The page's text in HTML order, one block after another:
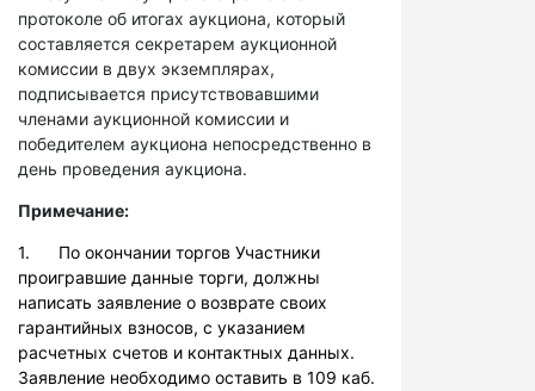
протоколе об итогах аукциона, который
составляется секретарем аукционной
комиссии в двух экземплярах,
подписывается присутствовавшими
членами аукционной комиссии и
победителем аукциона непосредственно в
день проведения аукциона.
Примечание:
1. По окончании торгов Участники
проигравшие данные торги, должны
написать заявление о возврате своих
гарантийных взносов, с указанием
расчетных счетов и контактных данных.
Заявление необходимо оставить в 109 каб.